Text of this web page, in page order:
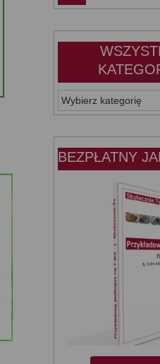
WSZYSTKIE
KATEGORIE:
BEZPŁATNY